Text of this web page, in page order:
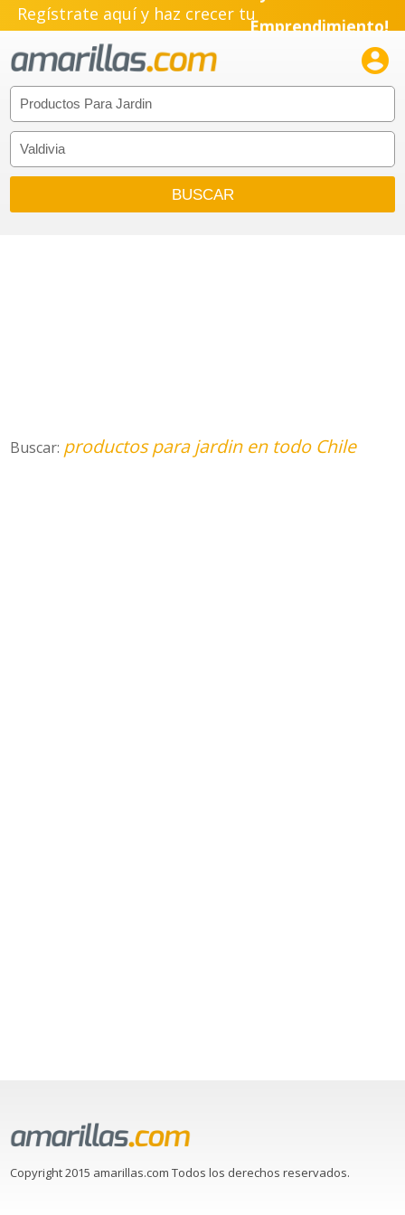
Regístrate aquí y haz crecer tuEmprendimiento!

Buscar: productos para jardin en todo Chile
Copyright 2015 amarillas.com Todos los derechos reservados.